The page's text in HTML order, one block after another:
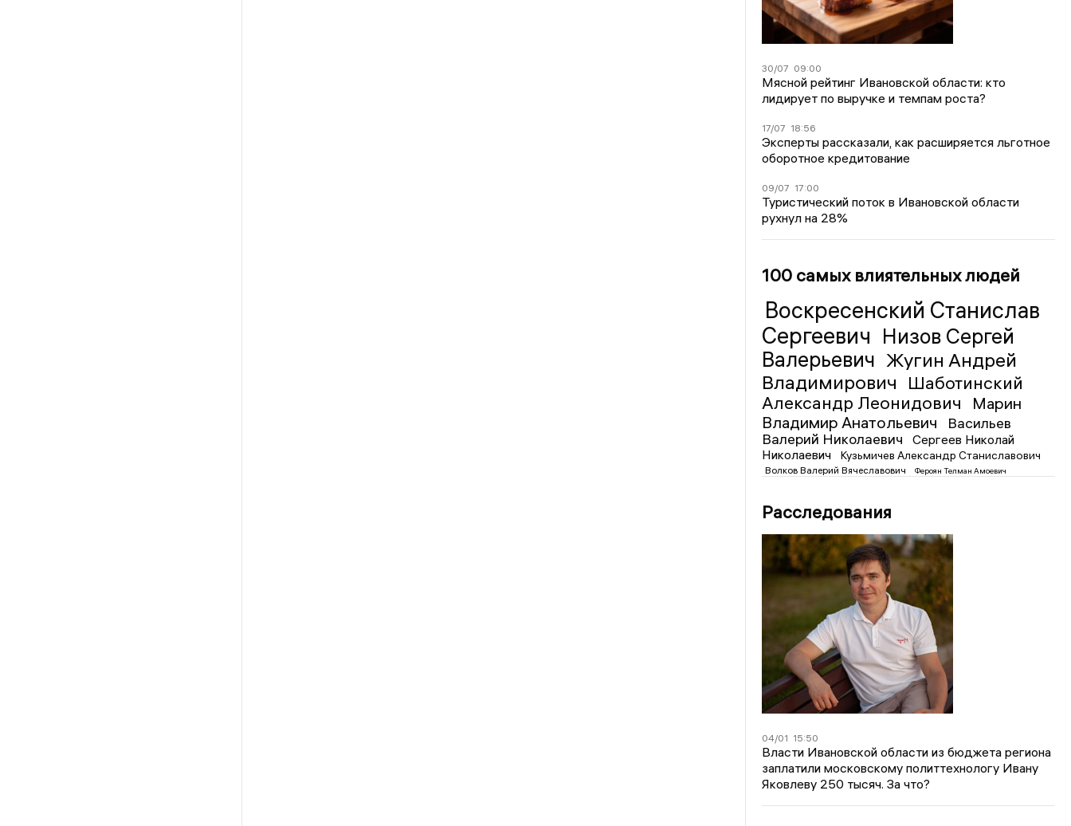
30/07 09:00
Мясной рейтинг Ивановской области: кто
лидирует по выручке и темпам роста?
17/07 18:56
Эксперты рассказали, как расширяется льготное
оборотное кредитование
09/07 17:00
Туристический поток в Ивановской области
рухнул на 28%
100 самых влиятельных людей
Воскресенский Станислав
Сергеевич Низов Сергей
Валерьевич Жугин Андрей
Владимирович
Шаботинский
Александр Леонидович
Марин
Владимир Анатольевич
Васильев
Валерий Николаевич
Сергеев Николай
Николаевич
Кузьмичев Александр Станиславович
Волков Валерий Вячеславович Фероян Телман Амоевич
Расследования
04/01 15:50
Власти Ивановской области из бюджета региона
заплатили московскому политтехнологу Ивану
Яковлеву 250 тысяч. За что?